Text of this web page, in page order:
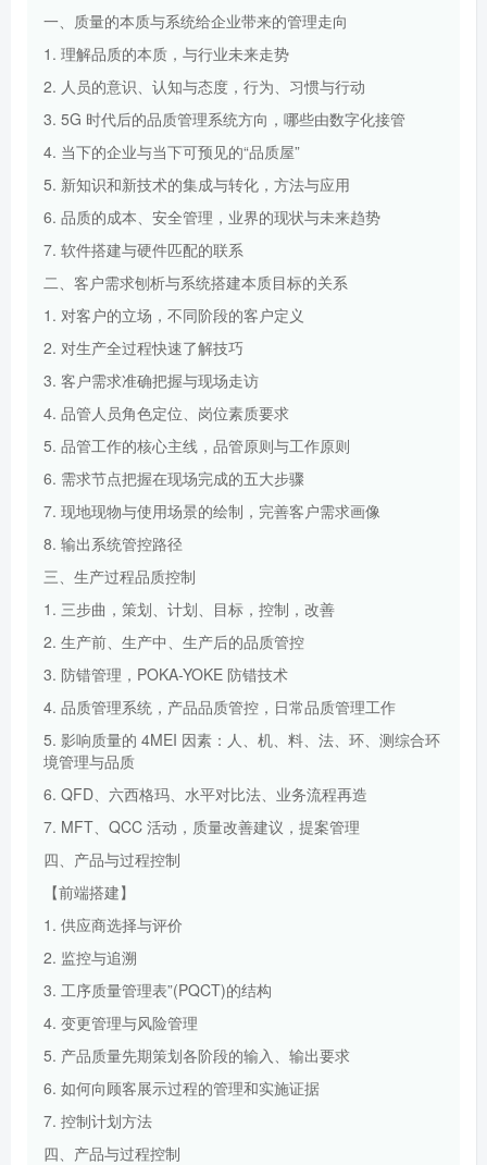
一、质量的本质与系统给企业带来的管理走向
1. 理解品质的本质，与行业未来走势
2. 人员的意识、认知与态度，行为、习惯与行动
3. 5G 时代后的品质管理系统方向，哪些由数字化接管
4. 当下的企业与当下可预见的“品质屋”
5. 新知识和新技术的集成与转化，方法与应用
6. 品质的成本、安全管理，业界的现状与未来趋势
7. 软件搭建与硬件匹配的联系
二、客户需求刨析与系统搭建本质目标的关系
1. 对客户的立场，不同阶段的客户定义
2. 对生产全过程快速了解技巧
3. 客户需求准确把握与现场走访
4. 品管人员角色定位、岗位素质要求
5. 品管工作的核心主线，品管原则与工作原则
6. 需求节点把握在现场完成的五大步骤
7. 现地现物与使用场景的绘制，完善客户需求画像
8. 输出系统管控路径
三、生产过程品质控制
1. 三步曲，策划、计划、目标，控制，改善
2. 生产前、生产中、生产后的品质管控
3. 防错管理，POKA-YOKE 防错技术
4. 品质管理系统，产品品质管控，日常品质管理工作
5. 影响质量的 4MEI 因素：人、机、料、法、环、测综合环
境管理与品质
6. QFD、六西格玛、水平对比法、业务流程再造
7. MFT、QCC 活动，质量改善建议，提案管理
四、产品与过程控制
【前端搭建】
1. 供应商选择与评价
2. 监控与追溯
3. 工序质量管理表”(PQCT)的结构
4. 变更管理与风险管理
5. 产品质量先期策划各阶段的输入、输出要求
6. 如何向顾客展示过程的管理和实施证据
7. 控制计划方法
四、产品与过程控制